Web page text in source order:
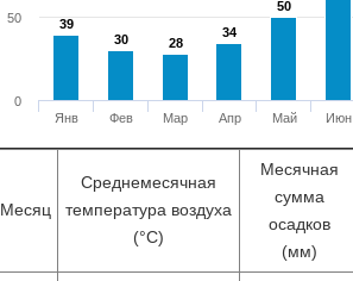
39
39
30
30 28
28
34
34
50
50
Янв Фев Мар Апр Май Июн
0
50
Месяц
Среднемесячная
температура воздуха
(°С)
Месячная
сумма
осадков
(мм)